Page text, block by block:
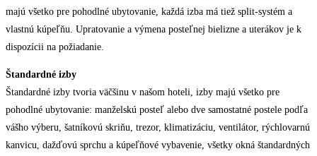
majú všetko pre pohodlné ubytovanie, každá izba má tiež split-systém a
vlastnú kúpeľňu. Upratovanie a výmena posteľnej bielizne a uterákov je k
dispozícii na požiadanie.
Štandardné izby
Štandardné izby tvoria väčšinu v našom hoteli, izby majú všetko pre
pohodlné ubytovanie: manželskú posteľ alebo dve samostatné postele podľa
vášho výberu, šatníkovú skriňu, trezor, klimatizáciu, ventilátor, rýchlovarnú
kanvicu, dažďovú sprchu a kúpeľňové vybavenie, všetky okná štandardných